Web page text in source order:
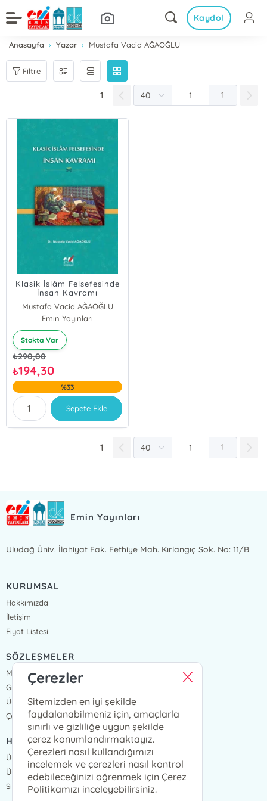
Kaydol
Anasayfa Yazar Mustafa Vacid AĞAOĞLU
Filtre
1 1
Klasik İslâm Felsefesinde
İnsan Kavramı
Mustafa Vacid AĞAOĞLU
Emin Yayınları
Stokta Var
₺290,00
₺194,30
%33
Sepete Ekle
1 1
Emin Yayınları
Uludağ Üniv. İlahiyat Fak. Fethiye Mah. Kırlangıç Sok. No: 11/B
KURUMSAL
Hakkımızda
İletişim
Fiyat Listesi
SÖZLEŞMELER
Mesafeli Satış Sözleşmesi
Gizlilik Sözleşmesi
Üyelik Sözleşmesi
Çerez Politikası
HIZLI ERİŞİM
Üye Ol
Üye Giriş
Sipariş Takip
Çerezler
Sitemizden en iyi şekilde
faydalanabilmeniz için, amaçlarla
sınırlı ve gizliliğe uygun şekilde
çerez konumlandırmaktayız.
Çerezleri nasıl kullandığımızı
incelemek ve çerezleri nasıl kontrol
edebileceğinizi öğrenmek için Çerez
Politikamızı inceleyebilirsiniz.